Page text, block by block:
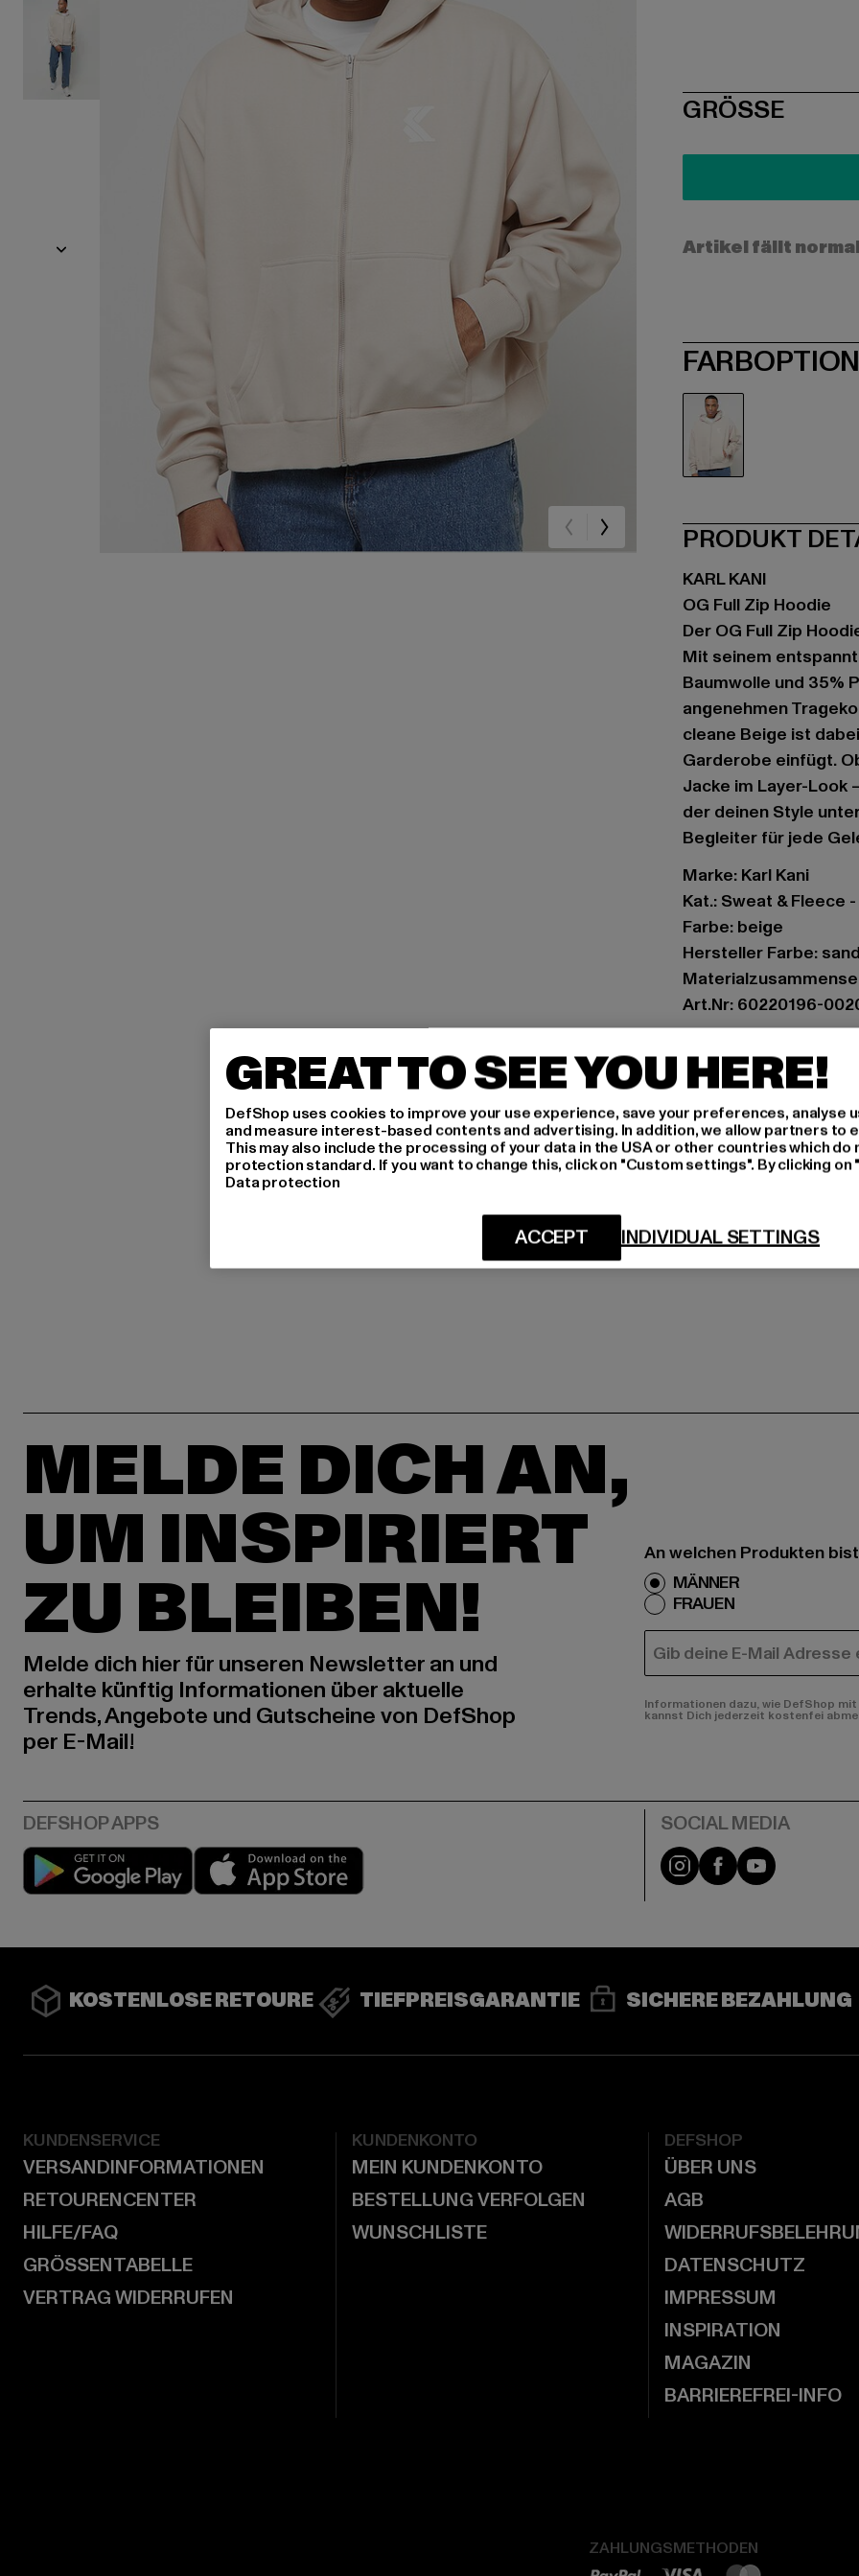
SIZE
GRÖSSE
Artikel fällt
PRODUKT
KARL KANI
OG Full Zip Hoodie
Der OG Full Zip
Mit seinem
Baumwolle und 35%
angenehmen
cleane Beige ist
Garderobe einfügt.
Jacke im Layer-Look
der deinen Style
Begleiter für jede
Marke: Karl Kani
Kat.: Sweat & Fleece
Farbe: beige
Hersteller Farbe: sand
Art.Nr: 60220196-
Hersteller: Urban
Schanzenstraße 41 |
GRÖSSE
LIEFERUNG &
MELDE DICH AN,
UM INSPIRIERT
ZU BLEIBEN!
Melde dich hier für unseren Newsletter an und
erhalte künftig Informationen über aktuelle
Trends, Angebote und Gutscheine von DefShop
per E-Mail!
An welchen Produkten
MÄNNER
FRAUEN
E-MAIL
Informationen dazu, wie DefShop
kannst Dich jederzeit kostenfei
Play market Instagram
FacebookYouTube
KOSTENLOSE RETOURE TIEFPREISGARANTIE SICHERE BEZAHLUNG
KUNDENSERVICE
VERSANDINFORMATIONEN
RETOURENCENTER
HILFE/FAQ
GRÖSSENTABELLE
VERTRAG WIDERRUFEN
KUNDENKONTO
MEIN KUNDENKONTO
BESTELLUNG VERFOLGEN
WUNSCHLISTE
DEFSHOP
ÜBER UNS
AGB
DATENSCHUTZ
IMPRESSUM
INSPIRATION
MAGAZIN
BARRIEREFREI-INFO
ZAHLUNGSMETHODEN
GREAT TO SEE YOU HERE!
DefShop uses cookies to improve your use experience, save your preferences, analyse
and measure interest-based contents and advertising. In addition, we allow partners to
This may also include the processing of your data in the USA or other countries which do
protection standard. If you want to change this, click on "Custom settings". By clicking
Data protection
INDIVIDUAL SETTINGS
ACCEPT